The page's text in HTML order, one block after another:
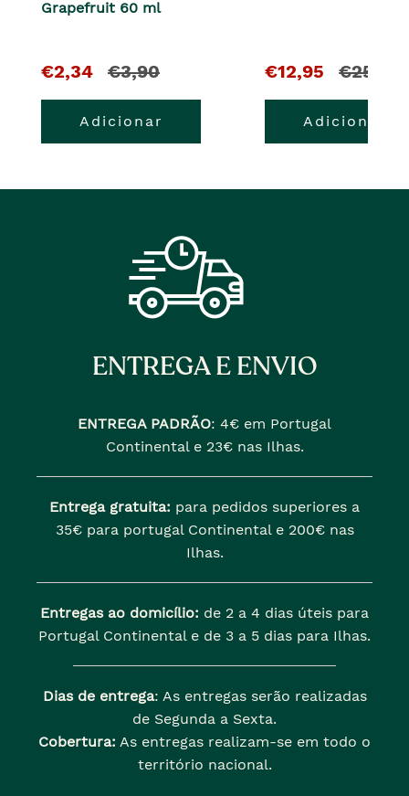
Grapefruit 60 ml
O
pre�o
atual
€2,34
e
o
pre�o
era
€3,90
Adicionar
O
pre�o
atual
€12,95
e
o
pre�o
era
€25,90
Adicionar
ENTREGA E ENVIO
ENTREGA PADRÃO: 4€ em Portugal
Continental e 23€ nas Ilhas.
Entrega gratuita: para pedidos superiores a
35€ para portugal Continental e 200€ nas
Ilhas.
Entregas ao domicílio: de 2 a 4 dias úteis para
Portugal Continental e de 3 a 5 dias para Ilhas.
Dias de entrega: As entregas serão realizadas
de Segunda a Sexta.
Cobertura: As entregas realizam-se em todo o
território nacional.